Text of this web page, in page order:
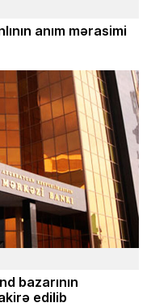
anım mərasimi
bazarının
edilib